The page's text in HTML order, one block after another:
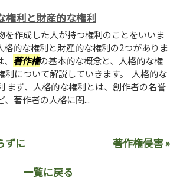
権利と財産的な権利
を作成した人が持つ権利のことをいいま
格的な権利と財産的な権利の2つがありま
著作権の基本的な概念と、人格的な権
利について解説していきます。 人格的な
まず、人格的な権利とは、創作者の名誉
、著作者の人格に関...
ずに
著作権侵害 »
一覧に戻る